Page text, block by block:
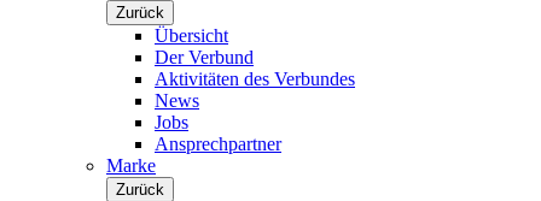
Zurück
Übersicht
Der Verbund
Aktivitäten des Verbundes
News
Jobs
Ansprechpartner
Marke
Zurück